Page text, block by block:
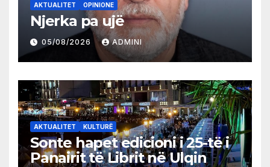
AKTUALITET OPINIONE
Njerka pa ujë
05/08/2026 ADMINI
AKTUALITET KULTURË
Sonte hapet edicioni i 25-të i
Panairit të Librit në Ulqin